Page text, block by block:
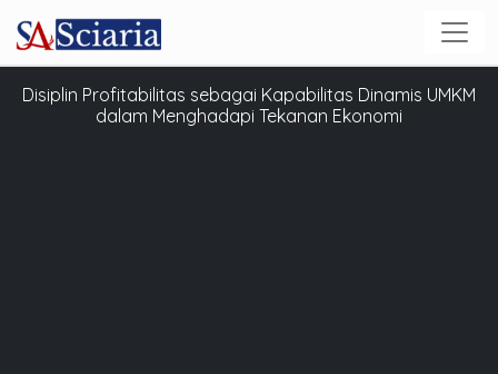
Disiplin Profitabilitas sebagai Kapabilitas Dinamis UMKM
dalam Menghadapi Tekanan Ekonomi